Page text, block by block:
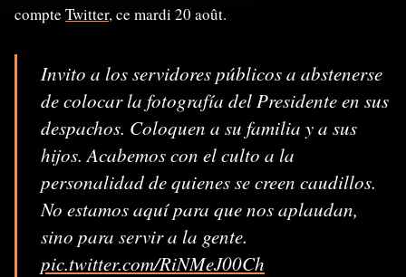
compte Twitter, ce mardi 20 août.
Invito a los servidores públicos a abstenerse
de colocar la fotografía del Presidente en sus
despachos. Coloquen a su familia y a sus
hijos. Acabemos con el culto a la
personalidad de quienes se creen caudillos.
No estamos aquí para que nos aplaudan,
sino para servir a la gente.
pic.twitter.com/RiNMeJ00Ch